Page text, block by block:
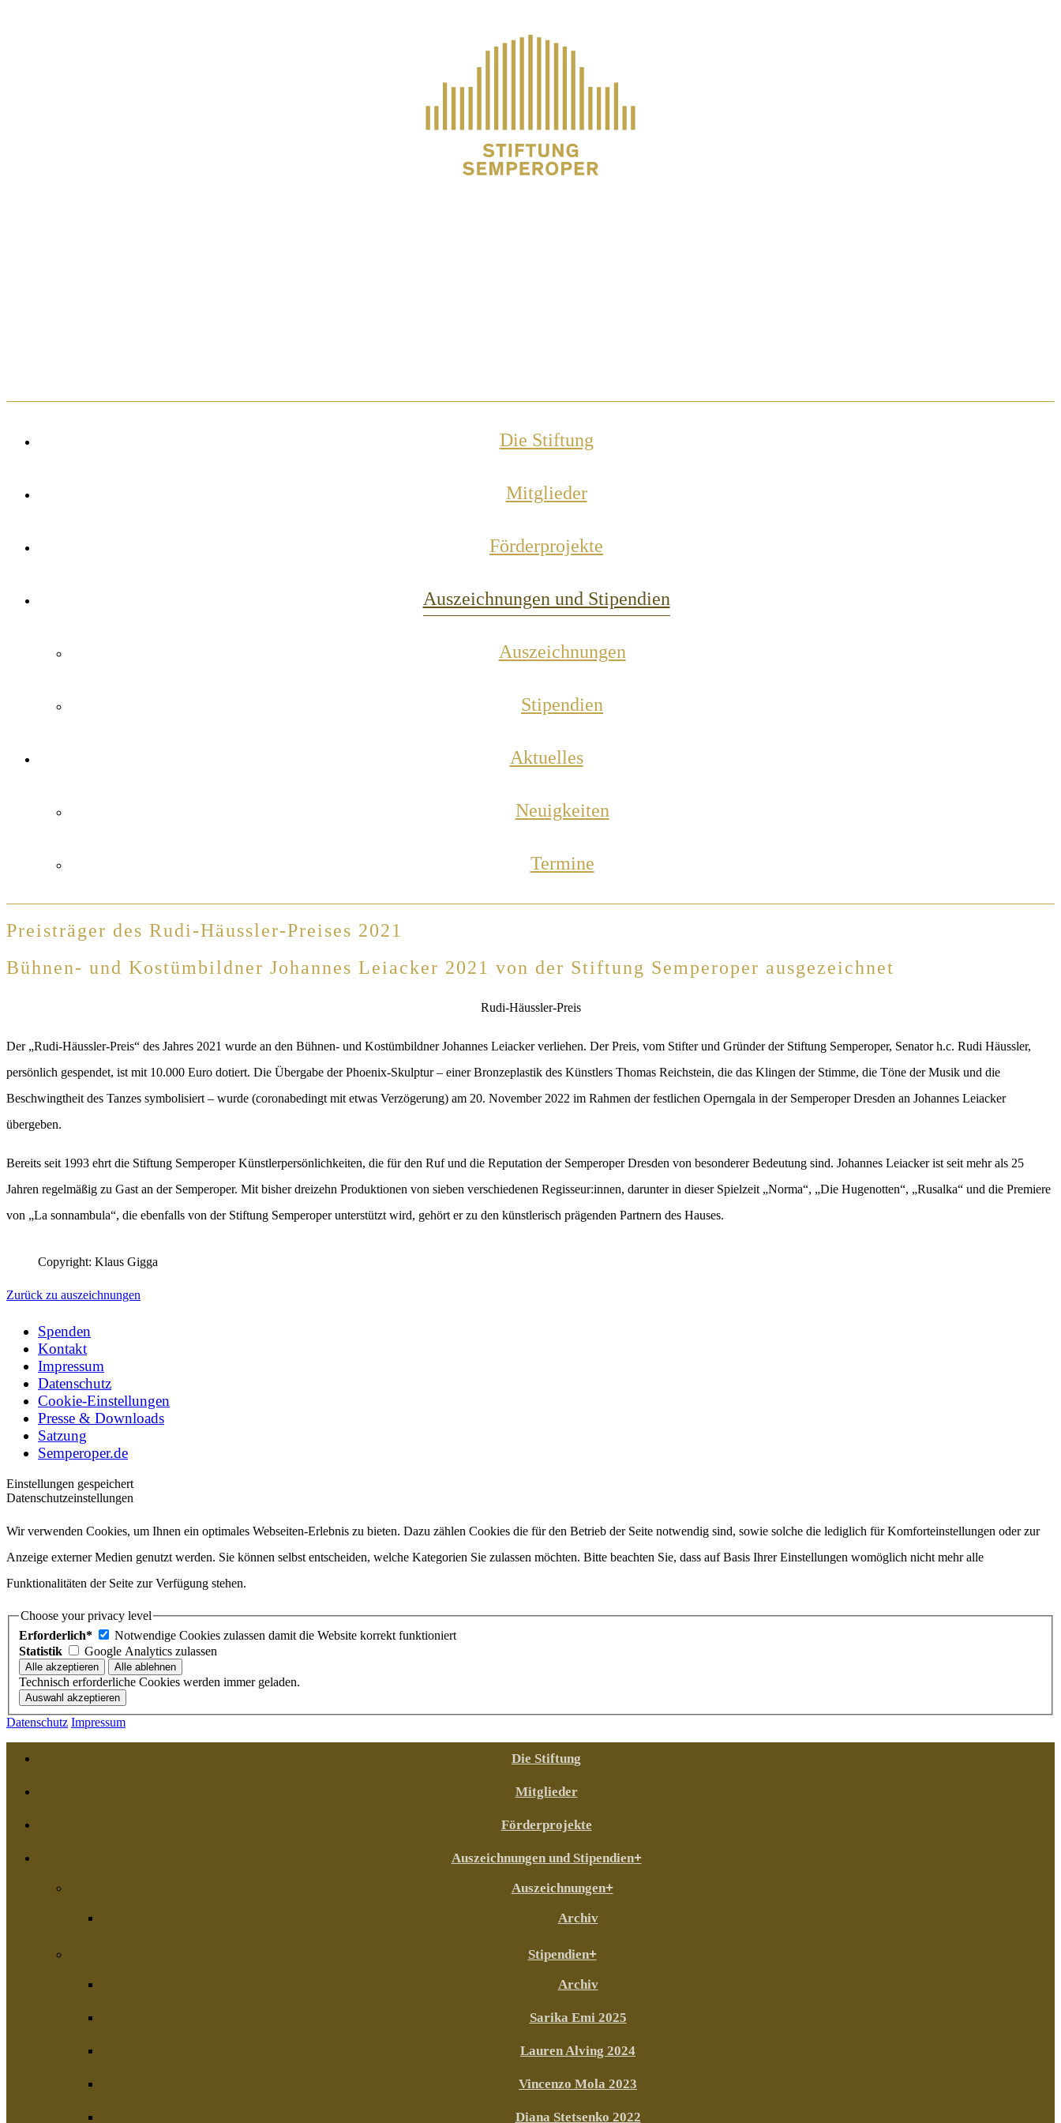
Die Stiftung
Mitglieder
Förderprojekte
Auszeichnungen und Stipendien
Auszeichnungen
Stipendien
Aktuelles
Neuigkeiten
Termine
Preisträger des Rudi-Häussler-Preises 2021
Bühnen- und Kostümbildner Johannes Leiacker 2021 von der Stiftung Semperoper ausgezeichnet
Rudi-Häussler-Preis
Der „Rudi-Häussler-Preis“ des Jahres 2021 wurde an den Bühnen- und Kostümbildner Johannes Leiacker verliehen. Der Preis, vom Stifter und Gründer der Stiftung Semperoper, Senator h.c. Rudi Häussler,
persönlich gespendet, ist mit 10.000 Euro dotiert. Die Übergabe der Phoenix-Skulptur – einer Bronzeplastik des Künstlers Thomas Reichstein, die das Klingen der Stimme, die Töne der Musik und die
Beschwingtheit des Tanzes symbolisiert – wurde (coronabedingt mit etwas Verzögerung) am 20. November 2022 im Rahmen der festlichen Operngala in der Semperoper Dresden an Johannes Leiacker
übergeben.
Bereits seit 1993 ehrt die Stiftung Semperoper Künstlerpersönlichkeiten, die für den Ruf und die Reputation der Semperoper Dresden von besonderer Bedeutung sind. Johannes Leiacker ist seit mehr als 25
Jahren regelmäßig zu Gast an der Semperoper. Mit bisher dreizehn Produktionen von sieben verschiedenen Regisseur:innen, darunter in dieser Spielzeit „Norma“, „Die Hugenotten“, „Rusalka“ und die Premiere
von „La sonnambula“, die ebenfalls von der Stiftung Semperoper unterstützt wird, gehört er zu den künstlerisch prägenden Partnern des Hauses.
Copyright: Klaus Gigga
Zurück zu auszeichnungen
Spenden
Kontakt
Impressum
Datenschutz
Cookie-Einstellungen
Presse & Downloads
Satzung
Semperoper.de
Einstellungen gespeichert
Datenschutzeinstellungen
Wir verwenden Cookies, um Ihnen ein optimales Webseiten-Erlebnis zu bieten. Dazu zählen Cookies die für den Betrieb der Seite notwendig sind, sowie solche die lediglich für Komforteinstellungen oder zur
Anzeige externer Medien genutzt werden. Sie können selbst entscheiden, welche Kategorien Sie zulassen möchten. Bitte beachten Sie, dass auf Basis Ihrer Einstellungen womöglich nicht mehr alle
Funktionalitäten der Seite zur Verfügung stehen.
Choose your privacy level
Erforderlich*
Notwendige Cookies zulassen damit die Website korrekt funktioniert
Statistik
Google Analytics zulassen
Technisch erforderliche Cookies werden immer geladen.
Datenschutz Impressum
Die Stiftung
Mitglieder
Förderprojekte
Auszeichnungen und Stipendien
Auszeichnungen
Archiv
Stipendien
Archiv
Sarika Emi 2025
Lauren Alving 2024
Vincenzo Mola 2023
Diana Stetsenko 2022